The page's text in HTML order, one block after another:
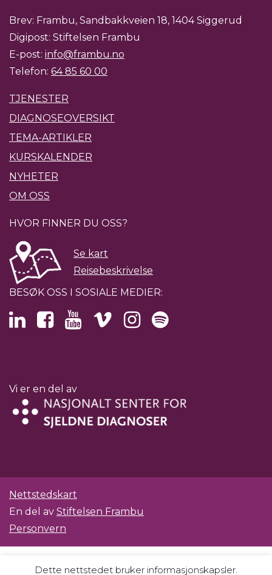
Brev: Frambu, Sandbakkveien 18, 1404 Siggerud
Digipost: Stiftelsen Frambu
E-post: info@frambu.no
Telefon: 64 85 60 00
TJENESTER
DIAGNOSEOVERSIKT
TEMA-ARTIKLER
KURSKALENDER
NYHETER
OM OSS
HVOR FINNER DU OSS?
Se kart
Reisebeskrivelse
BESØK OSS I SOSIALE MEDIER:
Vi er en del av
Nettstedskart
En del av Stiftelsen Frambu
Personvern
Dette nettstedet bruker informasjonskapsler.